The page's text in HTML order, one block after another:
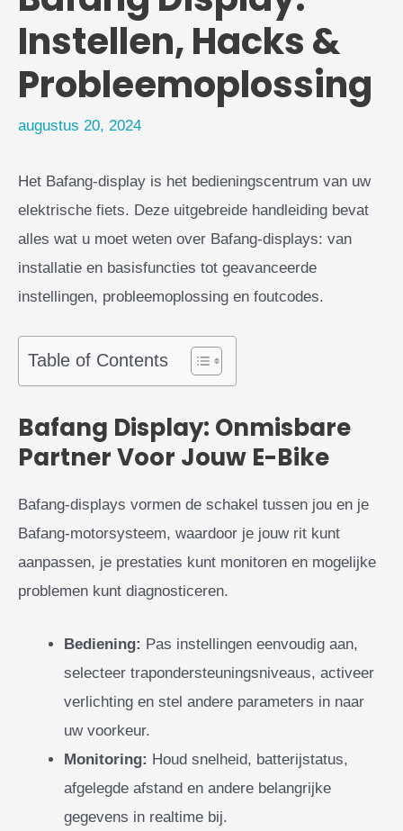
Instellen, Hacks &
Probleemoplossing
augustus 20, 2024
Het Bafang-display is het bedieningscentrum van uw
elektrische fiets. Deze uitgebreide handleiding bevat
alles wat u moet weten over Bafang-displays: van
installatie en basisfuncties tot geavanceerde
instellingen, probleemoplossing en foutcodes.
Table of Contents
Bafang Display: Onmisbare
Partner Voor Jouw E-Bike
Bafang-displays vormen de schakel tussen jou en je
Bafang-motorsysteem, waardoor je jouw rit kunt
aanpassen, je prestaties kunt monitoren en mogelijke
problemen kunt diagnosticeren.
Bediening: Pas instellingen eenvoudig aan,
selecteer trapondersteuningsniveaus, activeer
verlichting en stel andere parameters in naar
uw voorkeur.
Monitoring: Houd snelheid, batterijstatus,
afgelegde afstand en andere belangrijke
gegevens in realtime bij.